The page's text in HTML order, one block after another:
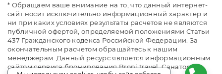
* Обращаем ваше внимание на то, что данный интернет-
сайт носит исключительно информационный характер и
ни при каких условиях результаты расчетов не являются
публичной офертой, определяемой положениями Статьи
437 Гражданского кодекса Российской Федерации. За
окончательным расчетом обращайтесь к нашим
менеджерам. Данный ресурс является информационным
сайтом сервиса бронирования Broni.travel. Санаторий